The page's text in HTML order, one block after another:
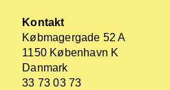
Kontakt
Købmagergade 52 A
1150 København K
Danmark
33 73 03 73